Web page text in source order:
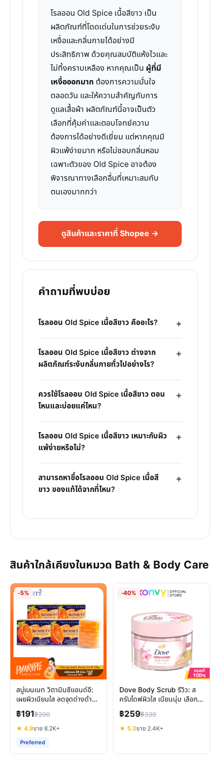
โรลออน Old Spice เนื้อสีขาว เป็น
ผลิตภัณฑ์ที่โดดเด่นในการช่วยระงับ
เหงื่อและกลิ่นกายได้อย่างมี
ประสิทธิภาพ ด้วยคุณสมบัติแห้งไวและ
ไม่ทิ้งคราบเหลือง หากคุณเป็น ผู้ที่มี
เหงื่อออกมาก ต้องการความมั่นใจ
ตลอดวัน และให้ความสำคัญกับการ
ดูแลเสื้อผ้า ผลิตภัณฑ์นี้อาจเป็นตัว
เลือกที่คุ้มค่าและตอบโจทย์ความ
ต้องการได้อย่างดีเยี่ยม แต่หากคุณมี
ผิวแพ้ง่ายมาก หรือไม่ชอบกลิ่นหอม
เฉพาะตัวของ Old Spice อาจต้อง
พิจารณาทางเลือกอื่นที่เหมาะสมกับ
ตนเองมากกว่า
ดูสินค้าและราคาที่ Shopee →
คำถามที่พบบ่อย
โรลออน Old Spice เนื้อสีขาว คืออะไร?
โรลออน Old Spice เนื้อสีขาว ต่างจาก
ผลิตภัณฑ์ระงับกลิ่นกายทั่วไปอย่างไร?
ควรใช้โรลออน Old Spice เนื้อสีขาว ตอน
ไหนและบ่อยแค่ไหน?
โรลออน Old Spice เนื้อสีขาว เหมาะกับผิว
แพ้ง่ายหรือไม่?
สามารถหาซื้อโรลออน Old Spice เนื้อสี
ขาว ของแท้ได้จากที่ไหน?
สินค้าใกล้เคียงในหมวด Bath & Body Care
-5%
สบู่เบนเนท วิตามินซีแอนด์อี:
เผยผิวเนียนใส ลดจุดด่างดำ
สุขภาพดี
฿191฿200
★ 4.9ขาย 8.2K+
Preferred
-40%
Dove Body Scrub รีวิว: ส
ครับโดฟผิวใส เนียนนุ่ม เลือก
สูตรไหนดี?
฿259฿339
★ 5.0ขาย 2.4K+